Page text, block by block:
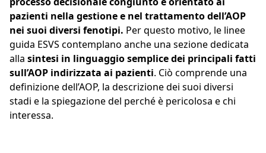
pazienti nella gestione e nel trattamento dell’AOP
nei suoi diversi fenotipi. Per questo motivo, le linee
guida ESVS contemplano anche una sezione dedicata
alla sintesi in linguaggio semplice dei principali fatti
sull’AOP indirizzata ai pazienti. Ciò comprende una
definizione dell’AOP, la descrizione dei suoi diversi
stadi e la spiegazione del perché è pericolosa e chi
interessa.